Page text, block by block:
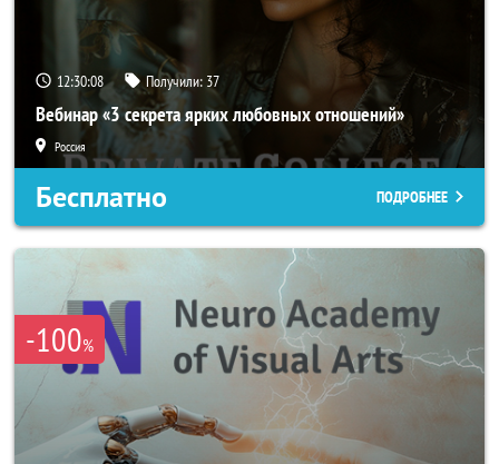
12:30:05 Получили: 37
Вебинар «3 секрета ярких любовных отношений»
Россия
Бесплатно ПОДРОБНЕЕ
-100%